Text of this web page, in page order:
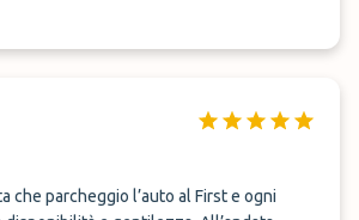
che parcheggio l’auto al First e ogni